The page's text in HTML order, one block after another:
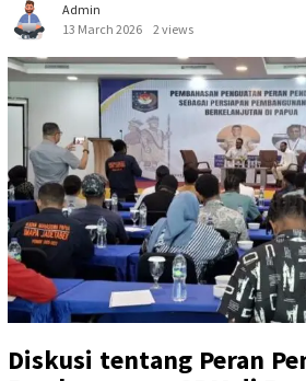
Admin
13 March 2026
2 views
Diskusi tentang Peran